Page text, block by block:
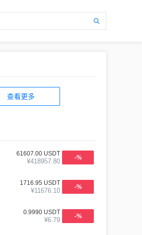
查看更多
61607.00 USDT
¥418957.80 -%
1716.95 USDT
¥11676.10 -%
0.9990 USDT
¥6.79 -%